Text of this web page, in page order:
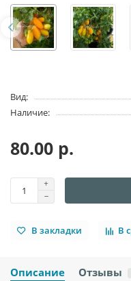
Вид:
Наличие:
80.00 р.
В закладки В
Описание Отзывы